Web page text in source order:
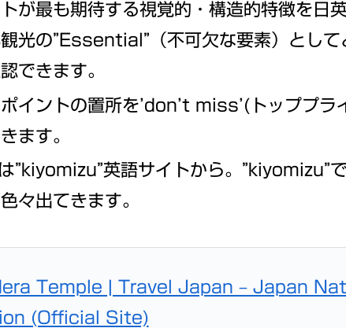
が最も期待する視覚的・構造的特徴を日
光の”Essential”（不可欠な要素）として
できます。
イントの置所を’don’t miss’(トッププラ
ます。
”kiyomizu”英語サイトから。”kiyomizu”
々出てきます。
Temple | Travel Japan – Japan
(Official Site)